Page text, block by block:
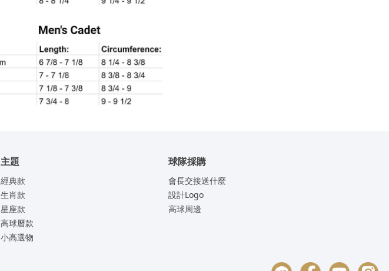
主題
經典款
生肖款
星座款
高球曆款
小高選物
球隊採購
會長交接送什麼
設計Logo
高球周邊